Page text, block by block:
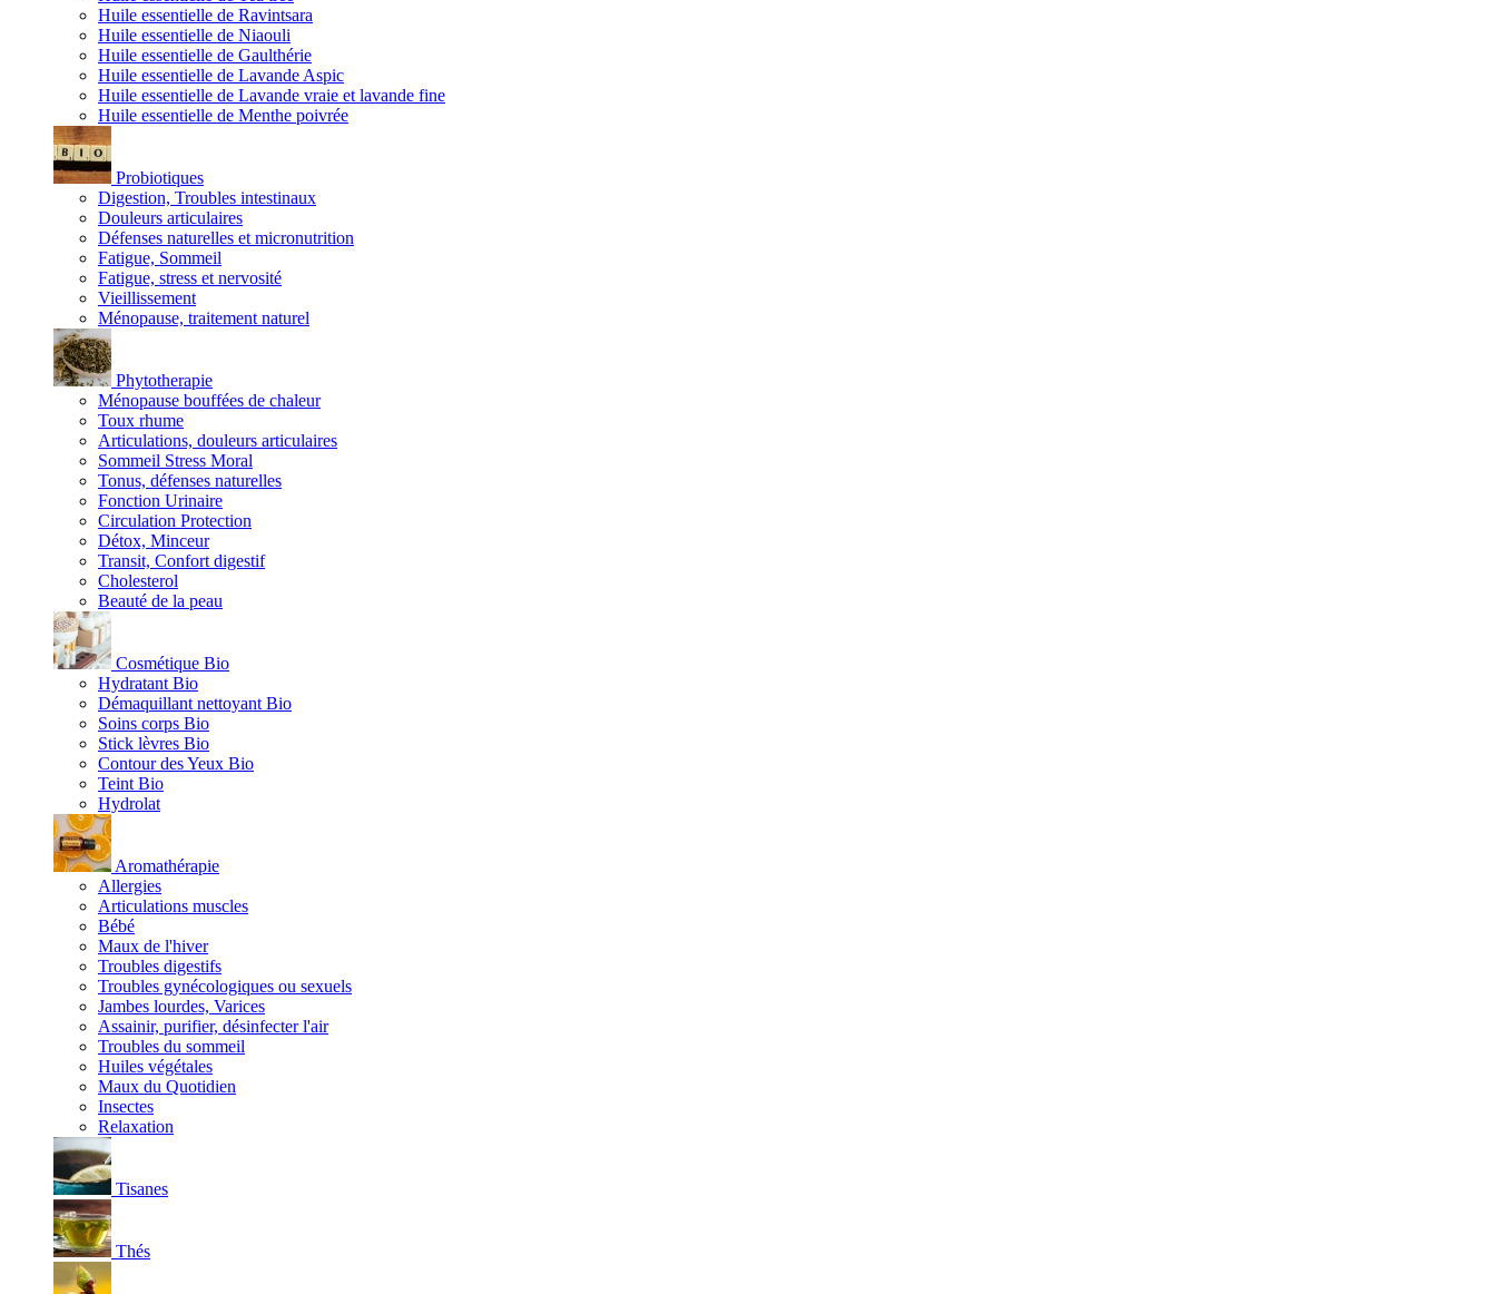
Huile essentielle de Ravintsara
Huile essentielle de Niaouli
Huile essentielle de Gaulthérie
Huile essentielle de Lavande Aspic
Huile essentielle de Lavande vraie et lavande fine
Huile essentielle de Menthe poivrée
Probiotiques
Digestion, Troubles intestinaux
Douleurs articulaires
Défenses naturelles et micronutrition
Fatigue, Sommeil
Fatigue, stress et nervosité
Vieillissement
Ménopause, traitement naturel
Phytotherapie
Ménopause bouffées de chaleur
Toux rhume
Articulations, douleurs articulaires
Sommeil Stress Moral
Tonus, défenses naturelles
Fonction Urinaire
Circulation Protection
Détox, Minceur
Transit, Confort digestif
Cholesterol
Beauté de la peau
Cosmétique Bio
Hydratant Bio
Démaquillant nettoyant Bio
Soins corps Bio
Stick lèvres Bio
Contour des Yeux Bio
Teint Bio
Hydrolat
Aromathérapie
Allergies
Articulations muscles
Bébé
Maux de l'hiver
Troubles digestifs
Troubles gynécologiques ou sexuels
Jambes lourdes, Varices
Assainir, purifier, désinfecter l'air
Troubles du sommeil
Huiles végétales
Maux du Quotidien
Insectes
Relaxation
Tisanes
Thés